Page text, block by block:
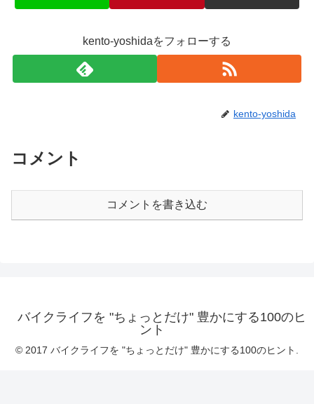
kento-yoshidaをフォローする
kento-yoshida
コメント
コメントを書き込む
バイクライフを "ちょっとだけ" 豊かにする100のヒ
ント
© 2017 バイクライフを "ちょっとだけ" 豊かにする100のヒント.